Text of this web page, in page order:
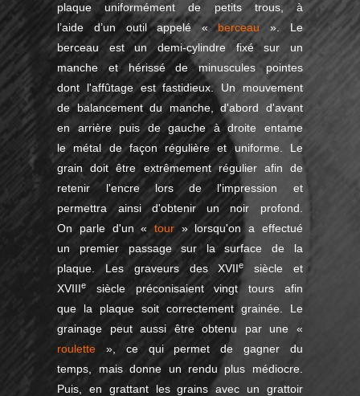
plaque uniformément de petits trous, à
l’aide d’un outil appelé «berceau ». Le
berceau est un demi-cylindre fixé sur un
manche et hérissé de minuscules pointes
dont l'affûtage est fastidieux. Un mouvement
de balancement du manche, d'abord d'avant
en arrière puis de gauche à droite entame
le métal de façon régulière et uniforme. Le
grain doit être extrêmement régulier afin de
retenir l'encre lors de l'impression et
permettra ainsi d'obtenir un noir profond.
On parle d'un « tour » lorsqu'on a effectué
un premier passage sur la surface de la
plaque. Les graveurs des XVIIe
siècle et
XVIIIe
siècle préconisaient vingt tours afin
que la plaque soit correctement grainée. Le
grainage peut aussi être obtenu par une «
roulette », ce qui permet de gagner du
temps, mais donne un rendu plus médiocre.
Puis, en grattant les grains avec un grattoir